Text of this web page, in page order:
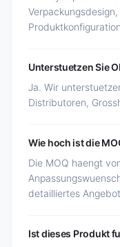
Unterstuetzen Sie
Ja. Wir
Distributoren,
Wie hoch ist die
Die MOQ haengt
detailliertes
Ist dieses Produkt